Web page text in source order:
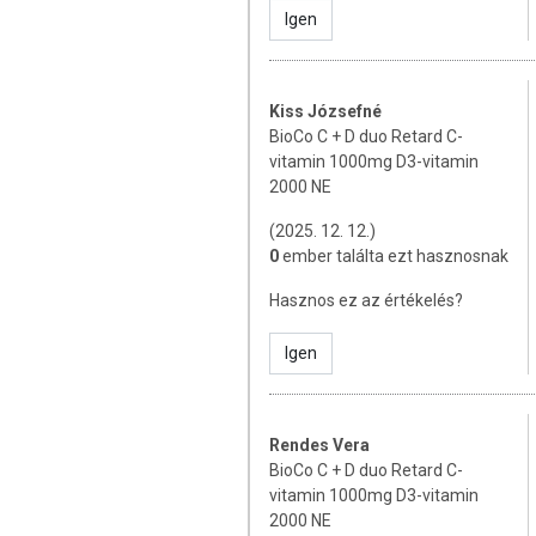
Hatóanyagok 1 tablettában - NRV % *
D3- vitamin 50 µg (2000 NE**) -
* NRV% Vitaminok és ásványi anyagok
** NE (Nemzetközi Egység)
TOVÁBBI TUDNIVALÓK
Tárolás:A készítményt tartsa
A termék kupakját mindig gondosan zárja
Minőségét megőrzi:
Gyártja és forgalmazza: BioCo
Az étrend-kiegészítők az érvényben
hagyományos étrend kiegészítését
az étrend-kiegészítők kedvező
reklámozásuk során nem
Igen
Kiss Józsefné
BioCo C + D duo Retard C-
vitamin 1000mg D3-vitamin
2000 NE
(2025. 12. 12.)
0ember találta ezt hasznosnak
Hasznos ez az értékelés?
Igen
Rendes Vera
BioCo C + D duo Retard C-
vitamin 1000mg D3-vitamin
2000 NE